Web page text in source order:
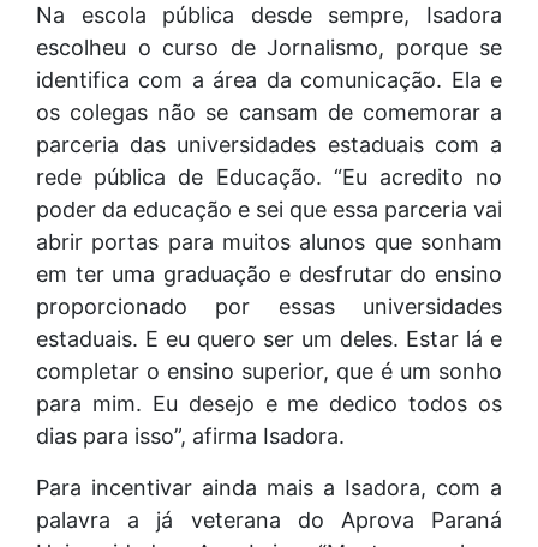
Na escola pública desde sempre, Isadora
escolheu o curso de Jornalismo, porque se
identifica com a área da comunicação. Ela e
os colegas não se cansam de comemorar a
parceria das universidades estaduais com a
rede pública de Educação. “Eu acredito no
poder da educação e sei que essa parceria vai
abrir portas para muitos alunos que sonham
em ter uma graduação e desfrutar do ensino
proporcionado por essas universidades
estaduais. E eu quero ser um deles. Estar lá e
completar o ensino superior, que é um sonho
para mim. Eu desejo e me dedico todos os
dias para isso”, afirma Isadora.
Para incentivar ainda mais a Isadora, com a
palavra a já veterana do Aprova Paraná